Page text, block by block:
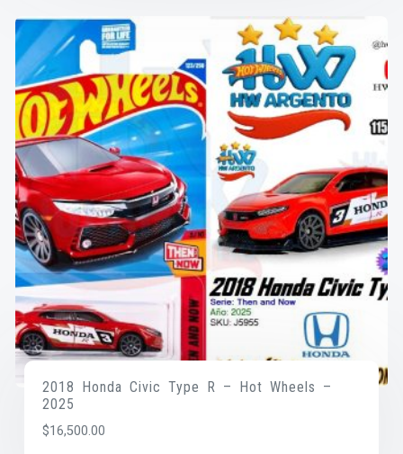
2018 Honda Civic Type R – Hot Wheels –
2025
$16,500.00